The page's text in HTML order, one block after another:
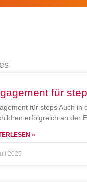
für
für steps Auch in
erfolgreich an der
»
2025